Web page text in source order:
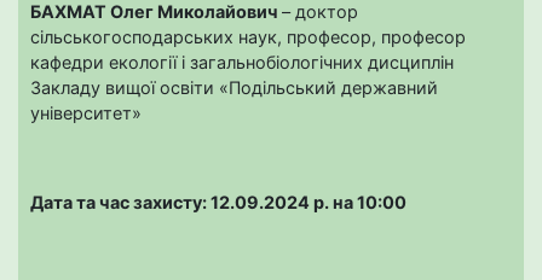
БАХМАТ Олег Миколайович – доктор
сільськогосподарських наук, професор, професор
кафедри екології і загальнобіологічних дисциплін
Закладу вищої освіти «Подільський державний
університет»
Дата та час захисту: 12.09.2024 р. на 10:00